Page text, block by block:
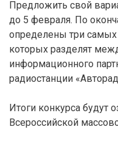
Предложить свой
до 5 февраля. По
определены три
которых разделят
информационного
радиостанции
Итоги конкурса будут
Всероссийской